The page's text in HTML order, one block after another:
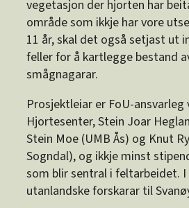
vegetasjon der hjorten har
område som ikkje har vore
11 år, skal det også setjast ut
feller for å kartlegge bestand
smågnagarar.
Prosjektleiar er FoU-ansvarleg
Hjortesenter, Stein Joar
Stein Moe (UMB Ås) og Knut
Sogndal), og ikkje minst
som blir sentral i feltarbeidet.
utanlandske forskarar til